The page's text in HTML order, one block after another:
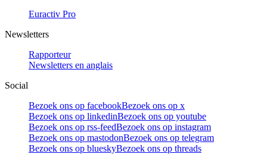
Euractiv Pro
Newsletters
Rapporteur
Newsletters en anglais
Social
Bezoek ons op facebookBezoek ons op x
Bezoek ons op linkedinBezoek ons op youtube
Bezoek ons op rss-feedBezoek ons op instagram
Bezoek ons op mastodonBezoek ons op telegram
Bezoek ons op blueskyBezoek ons op threads